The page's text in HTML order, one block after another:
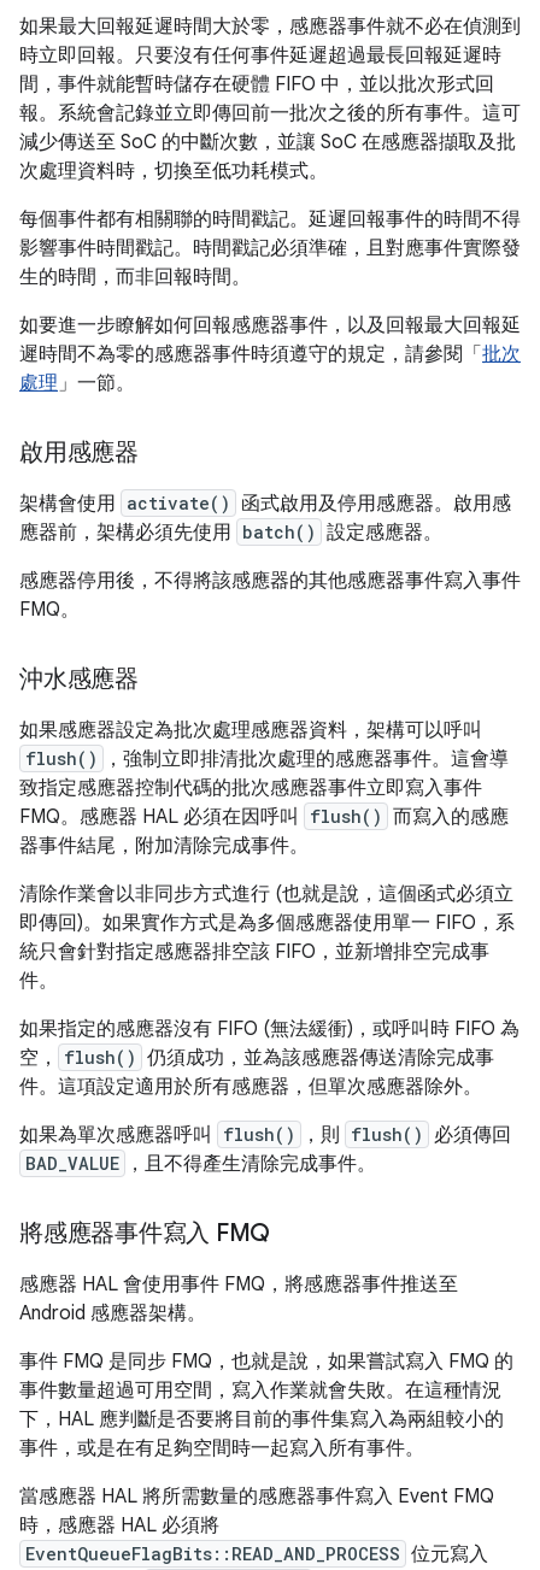
如果最大回報延遲時間大於零，感應器事件就不必在偵測到
時立即回報。只要沒有任何事件延遲超過最長回報延遲時
間，事件就能暫時儲存在硬體 FIFO 中，並以批次形式回
報。系統會記錄並立即傳回前一批次之後的所有事件。這可
減少傳送至 SoC 的中斷次數，並讓 SoC 在感應器擷取及批
次處理資料時，切換至低功耗模式。
每個事件都有相關聯的時間戳記。延遲回報事件的時間不得
影響事件時間戳記。時間戳記必須準確，且對應事件實際發
生的時間，而非回報時間。
如要進一步瞭解如何回報感應器事件，以及回報最大回報延
遲時間不為零的感應器事件時須遵守的規定，請參閱「 批次
處理」一節。
啟用感應器
架構會使用 activate()
函式啟用及停用感應器。啟用感
應器前，架構必須先使用 batch() 設定感應器。
感應器停用後，不得將該感應器的其他感應器事件寫入事件
FMQ。
沖水感應器
如果感應器設定為批次處理感應器資料，架構可以呼叫
flush()
，強制立即排清批次處理的感應器事件。這會導
致指定感應器控制代碼的批次感應器事件立即寫入事件
FMQ。感應器 HAL 必須在因呼叫
flush() 而寫入的感應
器事件結尾，附加清除完成事件。
清除作業會以非同步方式進行 (也就是說，這個函式必須立
即傳回)。如果實作方式是為多個感應器使用單一 FIFO，系
統只會針對指定感應器排空該 FIFO，並新增排空完成事
件。
如果指定的感應器沒有 FIFO (無法緩衝)，或呼叫時 FIFO 為
空，
flush() 仍須成功，並為該感應器傳送清除完成事
件。這項設定適用於所有感應器，但單次感應器除外。
如果為單次感應器呼叫
flush() ，則 flush() 必須傳回
BAD_VALUE ，且不得產生清除完成事件。
將感應器事件寫入 FMQ
感應器 HAL 會使用事件 FMQ，將感應器事件推送至
Android 感應器架構。
事件 FMQ 是同步 FMQ，也就是說，如果嘗試寫入 FMQ 的
事件數量超過可用空間，寫入作業就會失敗。在這種情況
下，HAL 應判斷是否要將目前的事件集寫入為兩組較小的
事件，或是在有足夠空間時一起寫入所有事件。
當感應器 HAL 將所需數量的感應器事件寫入 Event FMQ
時，感應器 HAL 必須將
EventQueueFlagBits::READ_AND_PROCESS 位元寫入